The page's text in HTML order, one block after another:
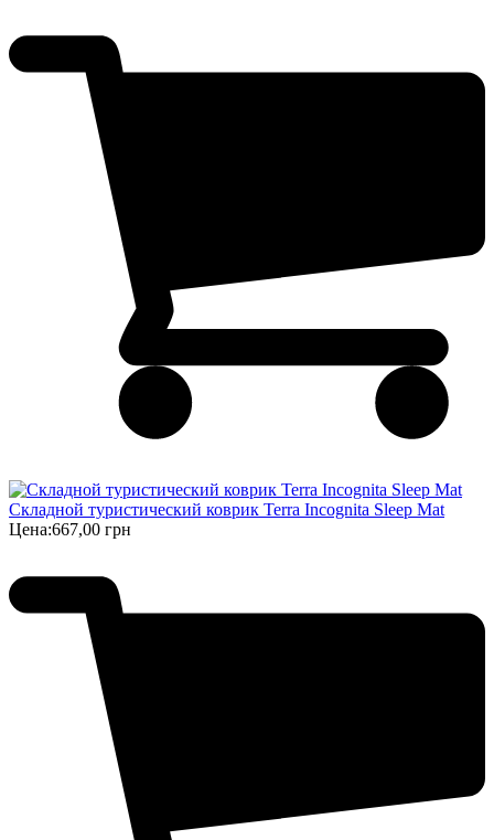
Складной туристический коврик Terra Incognita Sleep Mat
Цена:667,00 грн